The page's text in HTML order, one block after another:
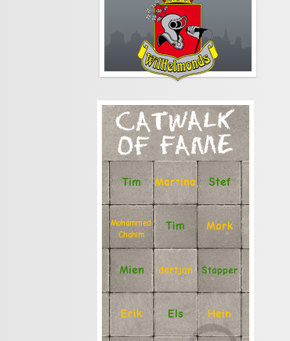
CATWALK
OF FAME
Tim Martina Stef
Mohammed
Chahim
Tim Mark
Mien dartjan Stapper
Erik Els Hein